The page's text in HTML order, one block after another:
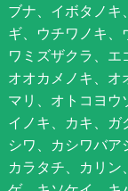
ブナ、イボタノキ
ギ、ウチワノキ、
ワミズザクラ、エ
オオカメノキ、
マリ、オトコヨウ
イノキ、カキ、ガ
シワ、カシワバア
カラタチ、カリ